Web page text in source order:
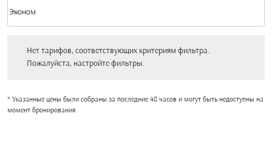
Класс option Эконом Selected
Эконом
keyboard_arrow_down
Нет тарифов, соответствующих критериям фильтра.
Пожалуйста, настройте фильтры.
* Указанные цены были собраны за последние 48 часов и могут быть недоступны на
момент бронирования.